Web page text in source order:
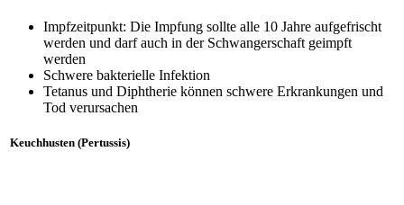
Impfzeitpunkt: Die Impfung sollte alle 10 Jahre aufgefrischt
werden und darf auch in der Schwangerschaft geimpft
werden
Schwere bakterielle Infektion
Tetanus und Diphtherie können schwere Erkrankungen und
Tod verursachen
Keuchhusten (Pertussis)